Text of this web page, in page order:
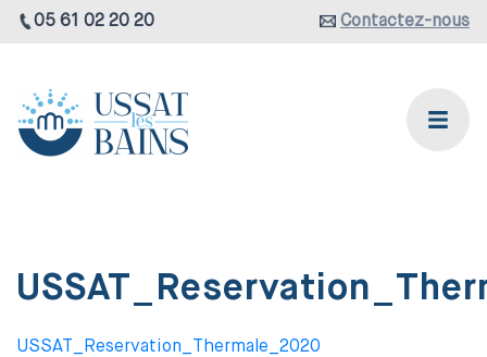
05 61 02 20 20 Contactez-nous
USSAT_Reservation_Thermale_2020